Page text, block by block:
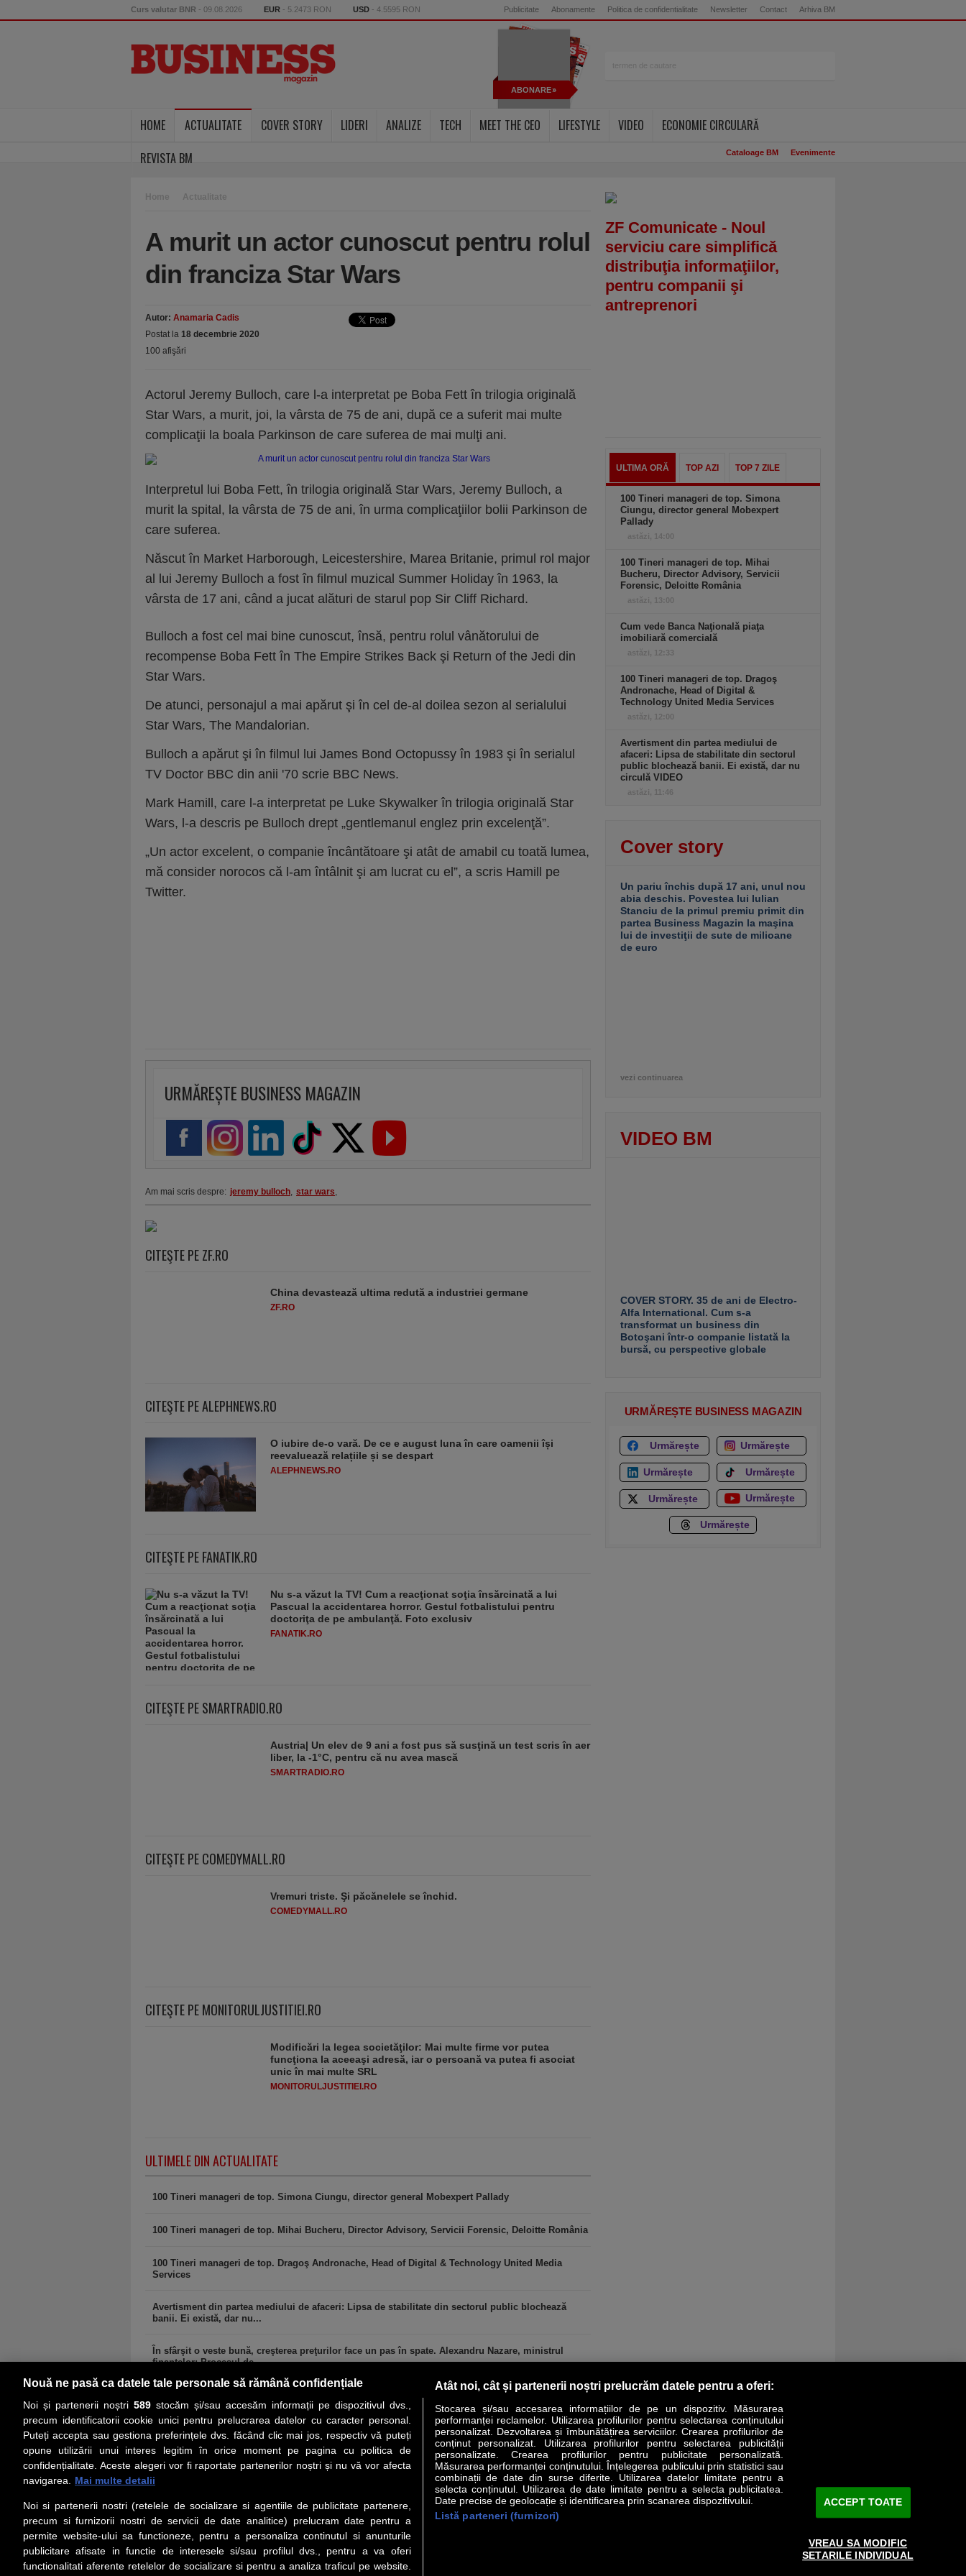
Curs valutar BNR - 09.08.2026 EUR - 5.2473 RON USD - 4.5595 RON Publicitate Abonamente Politica de confidentialitate Newsletter Contact Arhiva BM
ABONARE
HOME ACTUALITATE COVER STORY LIDERI ANALIZE TECH MEET THE CEO LIFESTYLE VIDEO
ECONOMIE CIRCULARĂ
REVISTA BM
Cataloage BM Evenimente
Home Actualitate
A murit un actor cunoscut pentru rolul
din franciza Star Wars
Autor: Anamaria Cadis
Postat la 18 decembrie 2020
100 afişări
Actorul Jeremy Bulloch, care l-a interpretat pe Boba Fett în trilogia originală
Star Wars, a murit, joi, la vârsta de 75 de ani, după ce a suferit mai multe
complicaţii la boala Parkinson de care suferea de mai mulţi ani.
Interpretul lui Boba Fett, în trilogia originală Star Wars, Jeremy Bulloch, a
murit la spital, la vârsta de 75 de ani, în urma complicaţiilor bolii Parkinson de
care suferea.
Născut în Market Harborough, Leicestershire, Marea Britanie, primul rol major
al lui Jeremy Bulloch a fost în filmul muzical Summer Holiday în 1963, la
vârsta de 17 ani, când a jucat alături de starul pop Sir Cliff Richard.
Bulloch a fost cel mai bine cunoscut, însă, pentru rolul vânătorului de
recompense Boba Fett în The Empire Strikes Back şi Return of the Jedi din
Star Wars.
De atunci, personajul a mai apărut şi în cel de-al doilea sezon al serialului
Star Wars, The Mandalorian.
Bulloch a apărut şi în filmul lui James Bond Octopussy în 1983 şi în serialul
TV Doctor BBC din anii '70 scrie BBC News.
Mark Hamill, care l-a interpretat pe Luke Skywalker în trilogia originală Star
Wars, l-a descris pe Bulloch drept „gentlemanul englez prin excelenţă”.
„Un actor excelent, o companie încântătoare şi atât de amabil cu toată lumea,
mă consider norocos că l-am întâlnit şi am lucrat cu el”, a scris Hamill pe
Twitter.
URMĂREȘTE BUSINESS MAGAZIN
Am mai scris despre: jeremy bulloch, star wars,
CITEŞTE PE ZF.RO
China devastează ultima redută a industriei germane
ZF.RO
CITEŞTE PE ALEPHNEWS.RO
O iubire de-o vară. De ce e august luna în care oamenii își
reevaluează relațiile și se despart
ALEPHNEWS.RO
CITEŞTE PE FANATIK.RO
Nu s-a văzut la TV! Cum a reacţionat soţia însărcinată a lui
Pascual la accidentarea horror. Gestul fotbalistului pentru
doctoriţa de pe ambulanţă. Foto exclusiv
FANATIK.RO
CITEŞTE PE SMARTRADIO.RO
Austria| Un elev de 9 ani a fost pus să susţină un test scris în aer
liber, la -1°C, pentru că nu avea mască
SMARTRADIO.RO
CITEŞTE PE COMEDYMALL.RO
Vremuri triste. Şi păcănelele se închid.
COMEDYMALL.RO
CITEŞTE PE MONITORULJUSTITIEI.RO
Modificări la legea societăţilor: Mai multe firme vor putea
funcţiona la aceeaşi adresă, iar o persoană va putea fi asociat
unic în mai multe SRL
MONITORULJUSTITIEI.RO
ULTIMELE DIN ACTUALITATE
100 Tineri manageri de top. Simona Ciungu, director general Mobexpert Pallady
100 Tineri manageri de top. Mihai Bucheru, Director Advisory, Servicii Forensic, Deloitte România
100 Tineri manageri de top. Dragoş Andronache, Head of Digital & Technology United Media
Services
Avertisment din partea mediului de afaceri: Lipsa de stabilitate din sectorul public blochează
banii. Ei există, dar nu...
În sfârşit o veste bună, creşterea preţurilor face un pas în spate. Alexandru Nazare, ministrul
finanţelor: Procesul de...
ZF Comunicate - Noul
serviciu care simplifică
distribuţia informaţiilor,
pentru companii şi
antreprenori
ULTIMA ORĂ TOP AZI TOP 7 ZILE
100 Tineri manageri de top. Simona
Ciungu, director general Mobexpert
Pallady
astăzi, 14:00
100 Tineri manageri de top. Mihai
Bucheru, Director Advisory, Servicii
Forensic, Deloitte România
astăzi, 13:00
Cum vede Banca Naţională piaţa
imobiliară comercială
astăzi, 12:33
100 Tineri manageri de top. Dragoş
Andronache, Head of Digital &
Technology United Media Services
astăzi, 12:00
Avertisment din partea mediului de
afaceri: Lipsa de stabilitate din sectorul
public blochează banii. Ei există, dar nu
circulă VIDEO
astăzi, 11:46
Cover story
Un pariu închis după 17 ani, unul nou
abia deschis. Povestea lui Iulian
Stanciu de la primul premiu primit din
partea Business Magazin la maşina
lui de investiţii de sute de milioane
de euro
vezi continuarea
VIDEO BM
COVER STORY. 35 de ani de Electro-
Alfa International. Cum s-a
transformat un business din
Botoşani într-o companie listată la
bursă, cu perspective globale
URMĂREȘTE BUSINESS MAGAZIN
Urmărește Urmărește
Urmărește Urmărește
Urmărește Urmărește
Urmărește
PRIMA PAGINĂ COVER STORY LIDERI ANALIZE HI-TECH MEET THE CEO LIFESTYLE SPECIAL OPINII
Social
Urmareste-ne pe Facebook
iarul Financiar
Despre Noi
Contact Redactie
Contact Marketing
Politica de confidentialitate
Termeni si conditii
About cookies
Servicii Revista Business Magazin
Abonează-te şi primeşte revista acasă
Nouă ne pasă ca datele tale personale să rămână confidențiale
Noi și partenerii noștri 589stocăm și/sau accesăm informații pe dispozitivul dvs.,
precum identificatorii cookie unici pentru prelucrarea datelor cu caracter personal.
Puteți accepta sau gestiona preferințele dvs. făcând clic mai jos, respectiv vă puteți
opune utilizării unui interes legitim în orice moment pe pagina cu politica de
confidențialitate. Aceste alegeri vor fi raportate partenerilor noștri și nu vă vor afecta
navigarea.
Mai multe detalii
Noi si partenerii nostri (retelele de socializare si agentiile de publicitate partenere,
precum si furnizorii nostri de servicii de date analitice) prelucram date pentru a
permite website-ului sa functioneze, pentru a personaliza continutul si anunturile
publicitare afisate in functie de interesele si/sau profilul dvs., pentru a va oferi
functionalitati aferente retelelor de socializare si pentru a analiza traficul pe website.
Atât noi, cât și partenerii noștri prelucrăm datele pentru a oferi:
Stocarea și/sau accesarea informațiilor de pe un dispozitiv. Măsurarea
performanței reclamelor. Utilizarea profilurilor pentru selectarea conținutului
personalizat. Dezvoltarea și îmbunătățirea serviciilor. Crearea profilurilor de
conținut personalizat. Utilizarea profilurilor pentru selectarea publicității
personalizate. Crearea profilurilor pentru publicitate personalizată.
Măsurarea performanței conținutului. Înțelegerea publicului prin statistici sau
combinații de date din surse diferite. Utilizarea datelor limitate pentru a
selecta conținutul. Utilizarea de date limitate pentru a selecta publicitatea.
Date precise de geolocație și identificarea prin scanarea dispozitivului.
Listă parteneri (furnizori)
ACCEPT TOATE
VREAU SA MODIFIC
SETARILE INDIVIDUAL